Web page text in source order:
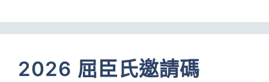
2026 屈臣氏邀請碼